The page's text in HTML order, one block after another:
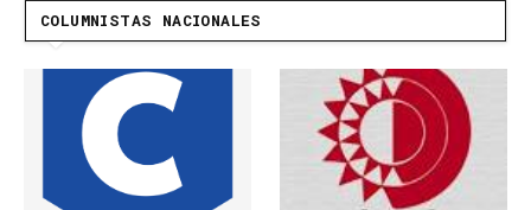
COLUMNISTAS NACIONALES